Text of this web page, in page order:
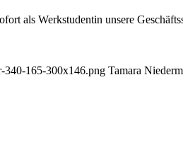
als Werkstudentin unsere
340-165-300x146.png Tamara